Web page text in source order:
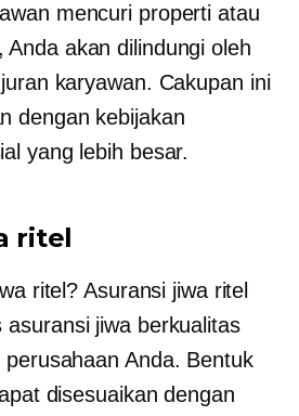
mencuri properti atau
Anda akan dilindungi oleh
karyawan. Cakupan ini
dengan kebijakan
yang lebih besar.
ritel
ritel? Asuransi jiwa ritel
asuransi jiwa berkualitas
perusahaan Anda. Bentuk
disesuaikan dengan